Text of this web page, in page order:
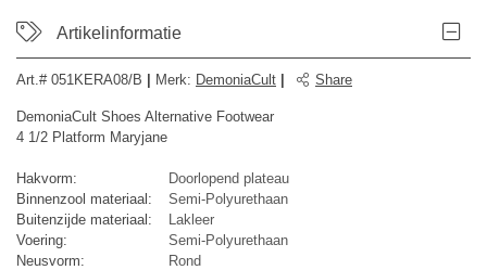
Artikelinformatie
Art.# 051KERA08/B Merk: DemoniaCult Share
DemoniaCult Shoes Alternative Footwear
4 1/2 Platform Maryjane
Hakvorm:
Doorlopend plateau
Binnenzool materiaal:
Semi-Polyurethaan
Buitenzijde materiaal:
Lakleer
Voering:
Semi-Polyurethaan
Neusvorm:
Rond